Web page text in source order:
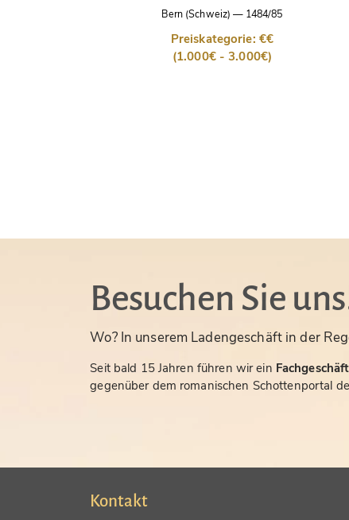
Bern (Schweiz) — 1484/85
Preiskategorie: €€
(1.000€ - 3.000€)
Besuchen Sie
Wo? In unserem Ladengeschäft in der
Seit bald 15 Jahren führen wir ein
gegenüber dem romanischen Schottenportal
Kontakt